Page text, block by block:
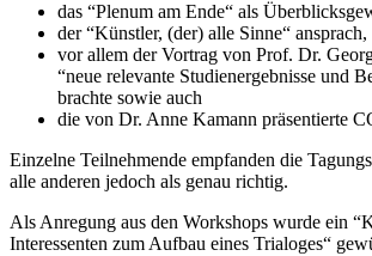
das “Plenum am Ende“ als
der “Künstler, (der) alle Sinne“ ansprach,
vor allem der Vortrag von Prof. Dr.
“neue relevante Studienergebnisse und
brachte sowie auch
die von Dr. Anne Kamann präsentierte
Einzelne Teilnehmende empfanden die
alle anderen jedoch als genau richtig.
Als Anregung aus den Workshops wurde ein
Interessenten zum Aufbau eines Trialoges“